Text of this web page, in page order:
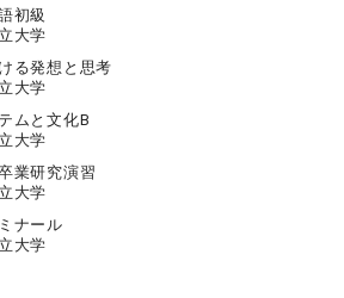
初級
大学
る発想と思考
大学
ムと文化B
大学
業研究演習
大学
ナール
大学